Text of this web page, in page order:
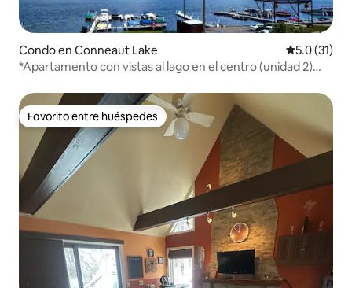
Condo en Conneaut Lake Calificación
5.0 (31)
*Apartamento con vistas al lago en el centro (unidad 2)
Favorito entre huéspedes
Favorito entre huéspedes